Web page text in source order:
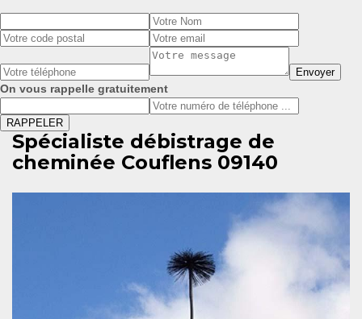
On vous rappelle gratuitement
Spécialiste débistrage de
cheminée Couflens 09140